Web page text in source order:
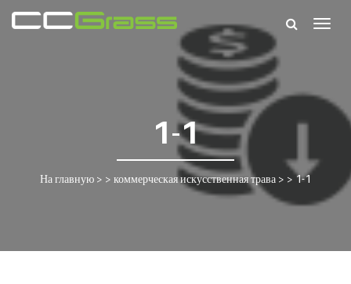
1-1
На главную > > коммерческая искусственная трава > > 1-1